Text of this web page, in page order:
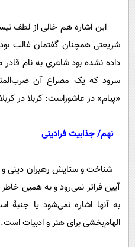
شریعتی همچنان گفتمان غالب
داده نشده بود شاعری به نام
سرود که یک مصراع آن
«پیام» در عاشوراست: کربلا در
نهم/ جذابیت فرادینی
شناخت و ستایش رهبران دینی و
آیین فراتر نمی‌رود و به همین
به آنها اشاره نمی‌شود یا جنبۀ
الهام‌بخشی برای هنر و ادبیات است.